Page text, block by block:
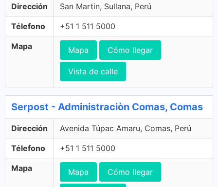
Dirección San Martin, Sullana, Perú
Télefono +51 1 511 5000
Mapa Mapa Cómo llegar
Vista de calle
Serpost - Administraciòn Comas, Comas
Dirección Avenida Túpac Amaru, Comas, Perú
Télefono +51 1 511 5000
Mapa Mapa Cómo llegar